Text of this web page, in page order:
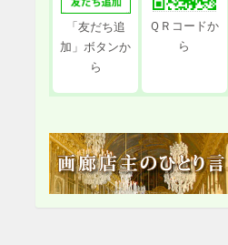
「友だち追
加」ボタンか
ら
ＱＲコードか
ら